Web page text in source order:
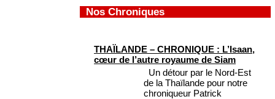
Nos Chroniques
THAÏLANDE – CHRONIQUE : L’Isaan,
cœur de l’autre royaume de Siam
Un détour par le Nord-Est
de la Thaïlande pour notre
chroniqueur Patrick